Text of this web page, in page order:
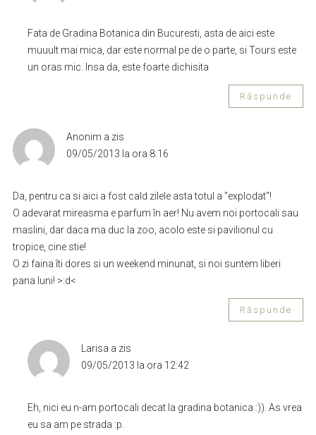
Fata de Gradina Botanica din Bucuresti, asta de aici este
muuult mai mica, dar este normal pe de o parte, si Tours este
un oras mic. Insa da, este foarte dichisita
Răspunde
Anonim a zis
09/05/2013 la ora 8:16
Da, pentru ca si aici a fost cald zilele asta totul a "explodat"!
O adevarat mireasma e parfum în aer! Nu avem noi portocali sau
maslini, dar daca ma duc la zoo, acolo este si pavilionul cu
tropice, cine stie!
O zi faina îti dores si un weekend minunat, si noi suntem liberi
pana luni! >:d<
Răspunde
Larisa a zis
09/05/2013 la ora 12:42
Eh, nici eu n-am portocali decat la gradina botanica :)). As vrea
eu sa am pe strada :p.